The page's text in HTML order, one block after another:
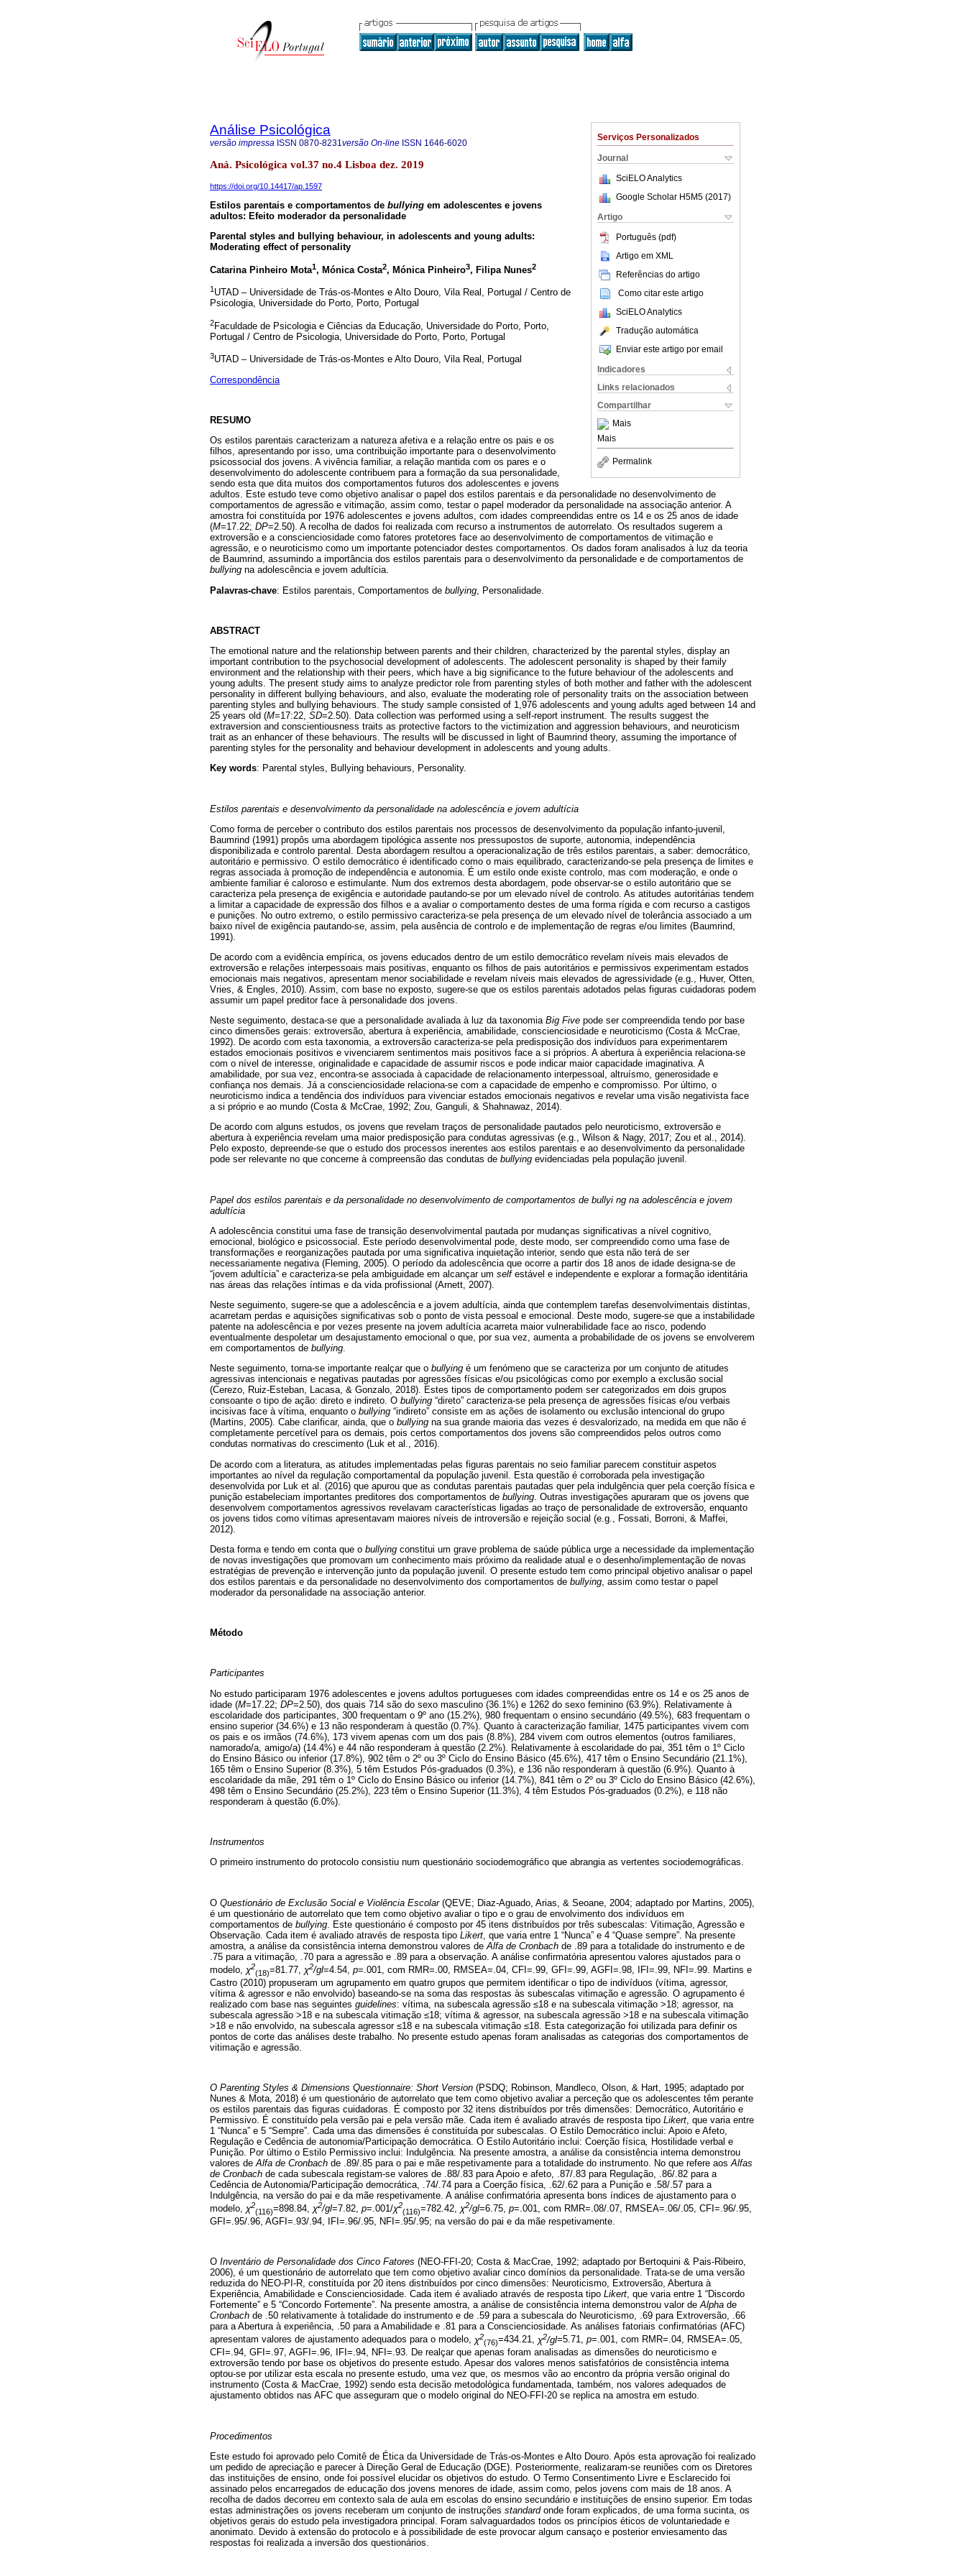
Serviços Personalizados
Journal
SciELO Analytics
Google Scholar H5M5 (2017)
Artigo
Português (pdf)
Artigo em XML
Referências do artigo
Como citar este artigo
SciELO Analytics
Tradução automática
Enviar este artigo por email
Indicadores
Links relacionados
Compartilhar
Mais
Mais
Permalink
Análise Psicológica
versão impressa ISSN 0870-8231versão On-line ISSN 1646-6020
Aná. Psicológica vol.37 no.4 Lisboa dez. 2019
https://doi.org/10.14417/ap.1597
Estilos parentais e comportamentos de bullying em adolescentes e jovens
adultos: Efeito moderador da personalidade
Parental styles and bullying behaviour, in adolescents and young adults:
Moderating effect of personality
Catarina Pinheiro Mota1, Mónica Costa2, Mónica Pinheiro3, Filipa Nunes2
1 UTAD – Universidade de Trás-os-Montes e Alto Douro, Vila Real, Portugal / Centro de
Psicologia, Universidade do Porto, Porto, Portugal
2Faculdade de Psicologia e Ciências da Educação, Universidade do Porto, Porto,
Portugal / Centro de Psicologia, Universidade do Porto, Porto, Portugal
3UTAD – Universidade de Trás-os-Montes e Alto Douro, Vila Real, Portugal
Correspondência
RESUMO
Os estilos parentais caracterizam a natureza afetiva e a relação entre os pais e os
filhos, apresentando por isso, uma contribuição importante para o desenvolvimento
psicossocial dos jovens. A vivência familiar, a relação mantida com os pares e o
desenvolvimento do adolescente contribuem para a formação da sua personalidade,
sendo esta que dita muitos dos comportamentos futuros dos adolescentes e jovens
adultos. Este estudo teve como objetivo analisar o papel dos estilos parentais e da personalidade no desenvolvimento de
comportamentos de agressão e vitimação, assim como, testar o papel moderador da personalidade na associação anterior. A
amostra foi constituída por 1976 adolescentes e jovens adultos, com idades compreendidas entre os 14 e os 25 anos de idade
(M=17.22; DP=2.50). A recolha de dados foi realizada com recurso a instrumentos de autorrelato. Os resultados sugerem a
extroversão e a conscienciosidade como fatores protetores face ao desenvolvimento de comportamentos de vitimação e
agressão, e o neuroticismo como um importante potenciador destes comportamentos. Os dados foram analisados à luz da teoria
de Baumrind, assumindo a importância dos estilos parentais para o desenvolvimento da personalidade e de comportamentos de
bullying na adolescência e jovem adultícia.
Palavras-chave: Estilos parentais, Comportamentos de bullying , Personalidade.
ABSTRACT
The emotional nature and the relationship between parents and their children, characterized by the parental styles, display an
important contribution to the psychosocial development of adolescents. The adolescent personality is shaped by their family
environment and the relationship with their peers, which have a big significance to the future behaviour of the adolescents and
young adults. The present study aims to analyze predictor role from parenting styles of both mother and father with the adolescent
personality in different bullying behaviours, and also, evaluate the moderating role of personality traits on the association between
parenting styles and bullying behaviours. The study sample consisted of 1,976 adolescents and young adults aged between 14 and
25 years old (M=17:22, SD=2.50). Data collection was performed using a self-report instrument. The results suggest the
extraversion and conscientiousness traits as protective factors to the victimization and aggression behaviours, and neuroticism
trait as an enhancer of these behaviours. The results will be discussed in light of Baumrind theory, assuming the importance of
parenting styles for the personality and behaviour development in adolescents and young adults.
Key words: Parental styles, Bullying behaviours, Personality.
Estilos parentais e desenvolvimento da personalidade na adolescência e jovem adultícia
Como forma de perceber o contributo dos estilos parentais nos processos de desenvolvimento da população infanto-juvenil,
Baumrind (1991) propôs uma abordagem tipológica assente nos pressupostos de suporte, autonomia, independência
disponibilizada e controlo parental. Desta abordagem resultou a operacionalização de três estilos parentais, a saber: democrático,
autoritário e permissivo. O estilo democrático é identificado como o mais equilibrado, caracterizando-se pela presença de limites e
regras associada à promoção de independência e autonomia. É um estilo onde existe controlo, mas com moderação, e onde o
ambiente familiar é caloroso e estimulante. Num dos extremos desta abordagem, pode observar-se o estilo autoritário que se
caracteriza pela presença de exigência e autoridade pautando-se por um elevado nível de controlo. As atitudes autoritárias tendem
a limitar a capacidade de expressão dos filhos e a avaliar o comportamento destes de uma forma rígida e com recurso a castigos
e punições. No outro extremo, o estilo permissivo caracteriza-se pela presença de um elevado nível de tolerância associado a um
baixo nível de exigência pautando-se, assim, pela ausência de controlo e de implementação de regras e/ou limites (Baumrind,
1991).
De acordo com a evidência empírica, os jovens educados dentro de um estilo democrático revelam níveis mais elevados de
extroversão e relações interpessoais mais positivas, enquanto os filhos de pais autoritários e permissivos experimentam estados
emocionais mais negativos, apresentam menor sociabilidade e revelam níveis mais elevados de agressividade (e.g., Huver, Otten,
Vries, & Engles, 2010). Assim, com base no exposto, sugere-se que os estilos parentais adotados pelas figuras cuidadoras podem
assumir um papel preditor face à personalidade dos jovens.
Neste seguimento, destaca-se que a personalidade avaliada à luz da taxonomia Big Five pode ser compreendida tendo por base
cinco dimensões gerais: extroversão, abertura à experiência, amabilidade, conscienciosidade e neuroticismo (Costa & McCrae,
1992). De acordo com esta taxonomia, a extroversão caracteriza-se pela predisposição dos indivíduos para experimentarem
estados emocionais positivos e vivenciarem sentimentos mais positivos face a si próprios. A abertura à experiência relaciona-se
com o nível de interesse, originalidade e capacidade de assumir riscos e pode indicar maior capacidade imaginativa. A
amabilidade, por sua vez, encontra-se associada à capacidade de relacionamento interpessoal, altruísmo, generosidade e
confiança nos demais. Já a conscienciosidade relaciona-se com a capacidade de empenho e compromisso. Por último, o
neuroticismo indica a tendência dos indivíduos para vivenciar estados emocionais negativos e revelar uma visão negativista face
a si próprio e ao mundo (Costa & McCrae, 1992; Zou, Ganguli, & Shahnawaz, 2014).
De acordo com alguns estudos, os jovens que revelam traços de personalidade pautados pelo neuroticismo, extroversão e
abertura à experiência revelam uma maior predisposição para condutas agressivas (e.g., Wilson & Nagy, 2017; Zou et al., 2014).
Pelo exposto, depreende-se que o estudo dos processos inerentes aos estilos parentais e ao desenvolvimento da personalidade
pode ser relevante no que concerne à compreensão das condutas de bullying evidenciadas pela população juvenil.
Papel dos estilos parentais e da personalidade no desenvolvimento de comportamentos de bullyi ng na adolescência e jovem
adultícia
A adolescência constitui uma fase de transição desenvolvimental pautada por mudanças significativas a nível cognitivo,
emocional, biológico e psicossocial. Este período desenvolvimental pode, deste modo, ser compreendido como uma fase de
transformações e reorganizações pautada por uma significativa inquietação interior, sendo que esta não terá de ser
necessariamente negativa (Fleming, 2005). O período da adolescência que ocorre a partir dos 18 anos de idade designa-se de
“jovem adultícia” e caracteriza-se pela ambiguidade em alcançar um selfestável e independente e explorar a formação identitária
nas áreas das relações íntimas e da vida profissional (Arnett, 2007).
Neste seguimento, sugere-se que a adolescência e a jovem adultícia, ainda que contemplem tarefas desenvolvimentais distintas,
acarretam perdas e aquisições significativas sob o ponto de vista pessoal e emocional. Deste modo, sugere-se que a instabilidade
patente na adolescência e por vezes presente na jovem adultícia acarreta maior vulnerabilidade face ao risco, podendo
eventualmente despoletar um desajustamento emocional o que, por sua vez, aumenta a probabilidade de os jovens se envolverem
em comportamentos de bullying.
Neste seguimento, torna-se importante realçar que o bullying é um fenómeno que se caracteriza por um conjunto de atitudes
agressivas intencionais e negativas pautadas por agressões físicas e/ou psicológicas como por exemplo a exclusão social
(Cerezo, Ruiz-Esteban, Lacasa, & Gonzalo, 2018). Estes tipos de comportamento podem ser categorizados em dois grupos
consoante o tipo de ação: direto e indireto. O bullying “direto” caracteriza-se pela presença de agressões físicas e/ou verbais
incisivas face à vítima, enquanto o bullying “indireto” consiste em as ações de isolamento ou exclusão intencional do grupo
(Martins, 2005). Cabe clarificar, ainda, que o bullying na sua grande maioria das vezes é desvalorizado, na medida em que não é
completamente percetível para os demais, pois certos comportamentos dos jovens são compreendidos pelos outros como
condutas normativas do crescimento (Luk et al., 2016).
De acordo com a literatura, as atitudes implementadas pelas figuras parentais no seio familiar parecem constituir aspetos
importantes ao nível da regulação comportamental da população juvenil. Esta questão é corroborada pela investigação
desenvolvida por Luk et al. (2016) que apurou que as condutas parentais pautadas quer pela indulgência quer pela coerção física e
punição estabeleciam importantes preditores dos comportamentos de bullying . Outras investigações apuraram que os jovens que
desenvolvem comportamentos agressivos revelavam características ligadas ao traço de personalidade de extroversão, enquanto
os jovens tidos como vítimas apresentavam maiores níveis de introversão e rejeição social (e.g., Fossati, Borroni, & Maffei,
2012).
Desta forma e tendo em conta que o bullying constitui um grave problema de saúde pública urge a necessidade da implementação
de novas investigações que promovam um conhecimento mais próximo da realidade atual e o desenho/implementação de novas
estratégias de prevenção e intervenção junto da população juvenil. O presente estudo tem como principal objetivo analisar o papel
dos estilos parentais e da personalidade no desenvolvimento dos comportamentos de bullying , assim como testar o papel
moderador da personalidade na associação anterior.
Método
Participantes
No estudo participaram 1976 adolescentes e jovens adultos portugueses com idades compreendidas entre os 14 e os 25 anos de
idade (M=17.22; DP=2.50), dos quais 714 são do sexo masculino (36.1%) e 1262 do sexo feminino (63.9%). Relativamente à
escolaridade dos participantes, 300 frequentam o 9º ano (15.2%), 980 frequentam o ensino secundário (49.5%), 683 frequentam o
ensino superior (34.6%) e 13 não responderam à questão (0.7%). Quanto à caracterização familiar, 1475 participantes vivem com
os pais e os irmãos (74.6%), 173 vivem apenas com um dos pais (8.8%), 284 vivem com outros elementos (outros familiares,
namorado/a, amigo/a) (14.4%) e 44 não responderam à questão (2.2%). Relativamente à escolaridade do pai, 351 têm o 1º Ciclo
do Ensino Básico ou inferior (17.8%), 902 têm o 2º ou 3º Ciclo do Ensino Básico (45.6%), 417 têm o Ensino Secundário (21.1%),
165 têm o Ensino Superior (8.3%), 5 têm Estudos Pós-graduados (0.3%), e 136 não responderam à questão (6.9%). Quanto à
escolaridade da mãe, 291 têm o 1º Ciclo do Ensino Básico ou inferior (14.7%), 841 têm o 2º ou 3º Ciclo do Ensino Básico (42.6%),
498 têm o Ensino Secundário (25.2%), 223 têm o Ensino Superior (11.3%), 4 têm Estudos Pós-graduados (0.2%), e 118 não
responderam à questão (6.0%).
Instrumentos
O primeiro instrumento do protocolo consistiu num questionário sociodemográfico que abrangia as vertentes sociodemográficas.
O Questionário de Exclusão Social e Violência Escolar(QEVE; Diaz-Aguado, Arias, & Seoane, 2004; adaptado por Martins, 2005),
é um questionário de autorrelato que tem como objetivo avaliar o tipo e o grau de envolvimento dos indivíduos em
comportamentos de bullying . Este questionário é composto por 45 itens distribuídos por três subescalas: Vitimação, Agressão e
Observação. Cada item é avaliado através de resposta tipo Likert , que varia entre 1 “Nunca” e 4 “Quase sempre”. Na presente
amostra, a análise da consistência interna demonstrou valores de Alfa de Cronbach de .89 para a totalidade do instrumento e de
.75 para a vitimação, .70 para a agressão e .89 para a observação. A análise confirmatória apresentou valores ajustados para o
modelo, χ2
(18)=81.77, χ2/gl=4.54, p=.001, com RMR=.00, RMSEA=.04, CFI=.99, GFI=.99, AGFI=.98, IFI=.99, NFI=.99. Martins e
Castro (2010) propuseram um agrupamento em quatro grupos que permitem identificar o tipo de indivíduos (vítima, agressor,
vítima & agressor e não envolvido) baseando-se na soma das respostas às subescalas vitimação e agressão. O agrupamento é
realizado com base nas seguintes guidelines: vítima, na subescala agressão ≤18 e na subescala vitimação >18; agressor, na
subescala agressão >18 e na subescala vitimação ≤18; vítima & agressor, na subescala agressão >18 e na subescala vitimação
>18 e não envolvido, na subescala agressor ≤18 e na subescala vitimação ≤18. Esta categorização foi utilizada para definir os
pontos de corte das análises deste trabalho. No presente estudo apenas foram analisadas as categorias dos comportamentos de
vitimação e agressão.
O Parenting Styles & Dimensions Questionnaire: Short Version (PSDQ; Robinson, Mandleco, Olson, & Hart, 1995; adaptado por
Nunes & Mota, 2018) é um questionário de autorrelato que tem como objetivo avaliar a perceção que os adolescentes têm perante
os estilos parentais das figuras cuidadoras. É composto por 32 itens distribuídos por três dimensões: Democrático, Autoritário e
Permissivo. É constituído pela versão pai e pela versão mãe. Cada item é avaliado através de resposta tipo Likert , que varia entre
1 “Nunca” e 5 “Sempre”. Cada uma das dimensões é constituída por subescalas. O Estilo Democrático inclui: Apoio e Afeto,
Regulação e Cedência de autonomia/Participação democrática. O Estilo Autoritário inclui: Coerção física
Hostilidade verbal e
Punição. Por último o Estilo Permissivo inclui: Indulgência. Na presente amostra, a análise da consistência interna demonstrou
valores de Alfa de Cronbach de .89/.85 para o pai e mãe respetivamente para a totalidade do instrumento. No que refere aos Alfas
de Cronbach de cada subescala registam-se valores de .88/.83 para Apoio e afeto, .87/.83 para Regulação, .86/.82 para a
Cedência de Autonomia/Participação democrática, .74/.74 para a Coerção física, .62/.62 para a Punição e .58/.57 para a
Indulgência, na versão do pai e da mãe respetivamente. A análise confirmatória apresenta bons índices de ajustamento para o
modelo, χ2
(116)=898.84, χ2/gl=7.82, p=.001/χ2
(116)=782.42, χ2/gl=6.75, p=.001, com RMR=.08/.07, RMSEA=.06/.05, CFI=.96/.95,
GFI=.95/.96, AGFI=.93/.94, IFI=.96/.95, NFI=.95/.95; na versão do pai e da mãe respetivamente.
O Inventário de Personalidade dos Cinco Fatores (NEO-FFI-20; Costa & MacCrae, 1992; adaptado por Bertoquini & Pais-Ribeiro,
2006), é um questionário de autorrelato que tem como objetivo avaliar cinco domínios da personalidade. Trata-se de uma versão
reduzida do NEO-PI-R, constituída por 20 itens distribuídos por cinco dimensões: Neuroticismo, Extroversão, Abertura à
Experiência, Amabilidade e Conscienciosidade. Cada item é avaliado através de resposta tipo Likert, que varia entre 1 “Discordo
Fortemente” e 5 “Concordo Fortemente”. Na presente amostra, a análise de consistência interna demonstrou valor deAlpha de
Cronbach de .50 relativamente à totalidade do instrumento e de .59 para a subescala do Neuroticismo, .69 para Extroversão, .66
para a Abertura à experiência, .50 para a Amabilidade e .81 para a Conscienciosidade. As análises fatoriais confirmatórias (AFC)
apresentam valores de ajustamento adequados para o modelo, χ2
(76)=434.21, χ2/gl=5.71, p=.001, com RMR=.04, RMSEA=.05,
CFI=.94, GFI=.97, AGFI=.96, IFI=.94, NFI=.93. De realçar que apenas foram analisadas as dimensões do neuroticismo e
extroversão tendo por base os objetivos do presente estudo. Apesar dos valores menos satisfatórios de consistência interna
optou-se por utilizar esta escala no presente estudo, uma vez que, os mesmos vão ao encontro da própria versão original do
instrumento (Costa & MacCrae, 1992) sendo esta decisão metodológica fundamentada, também, nos valores adequados de
ajustamento obtidos nas AFC que asseguram que o modelo original do NEO-FFI-20 se replica na amostra em estudo.
Procedimentos
Este estudo foi aprovado pelo Comitê de Ética da Universidade de Trás-os-Montes e Alto Douro. Após esta aprovação foi realizado
um pedido de apreciação e parecer à Direção Geral de Educação (DGE). Posteriormente, realizaram-se reuniões com os Diretores
das instituições de ensino, onde foi possível elucidar os objetivos do estudo. O Termo Consentimento Livre e Esclarecido foi
assinado pelos encarregados de educação dos jovens menores de idade, assim como, pelos jovens com mais de 18 anos. A
recolha de dados decorreu em contexto sala de aula em escolas do ensino secundário e instituições de ensino superior. Em todas
estas administrações os jovens receberam um conjunto de instruções standardonde foram explicados, de uma forma sucinta, os
objetivos gerais do estudo pela investigadora principal. Foram salvaguardados todos os princípios éticos de voluntariedade e
anonimato. Devido à extensão do protocolo e à possibilidade de este provocar algum cansaço e posterior enviesamento das
respostas foi realizada a inversão dos questionários.